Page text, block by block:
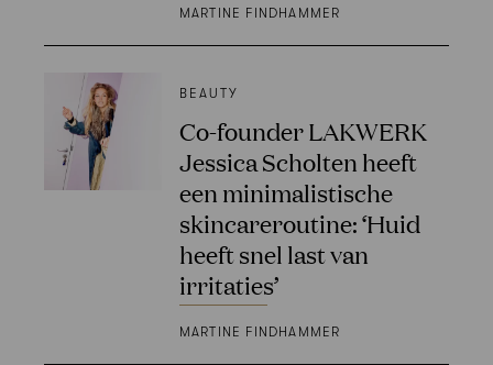
MARTINE FINDHAMMER
BEAUTY
Co-founder LAKWERK
Jessica Scholten heeft
een minimalistische
skincareroutine: ‘Huid
heeft snel last van
irritaties’
MARTINE FINDHAMMER